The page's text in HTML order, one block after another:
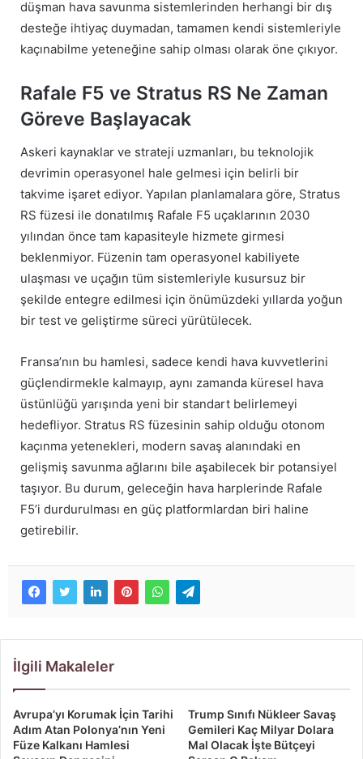
düşman hava savunma sistemlerinden herhangi bir dış
desteğe ihtiyaç duymadan, tamamen kendi sistemleriyle
kaçınabilme yeteneğine sahip olması olarak öne çıkıyor.
Rafale F5 ve Stratus RS Ne Zaman
Göreve Başlayacak
Askeri kaynaklar ve strateji uzmanları, bu teknolojik
devrimin operasyonel hale gelmesi için belirli bir
takvime işaret ediyor. Yapılan planlamalara göre, Stratus
RS füzesi ile donatılmış Rafale F5 uçaklarının 2030
yılından önce tam kapasiteyle hizmete girmesi
beklenmiyor. Füzenin tam operasyonel kabiliyete
ulaşması ve uçağın tüm sistemleriyle kusursuz bir
şekilde entegre edilmesi için önümüzdeki yıllarda yoğun
bir test ve geliştirme süreci yürütülecek.
Fransa’nın bu hamlesi, sadece kendi hava kuvvetlerini
güçlendirmekle kalmayıp, aynı zamanda küresel hava
üstünlüğü yarışında yeni bir standart belirlemeyi
hedefliyor. Stratus RS füzesinin sahip olduğu otonom
kaçınma yetenekleri, modern savaş alanındaki en
gelişmiş savunma ağlarını bile aşabilecek bir potansiyel
taşıyor. Bu durum, geleceğin hava harplerinde Rafale
F5’i durdurulması en güç platformlardan biri haline
getirebilir.
İlgili Makaleler
Avrupa’yı Korumak İçin Tarihi
Adım Atan Polonya’nın Yeni
Füze Kalkanı Hamlesi
Trump Sınıfı Nükleer Savaş
Gemileri Kaç Milyar Dolara
Mal Olacak İşte Bütçeyi